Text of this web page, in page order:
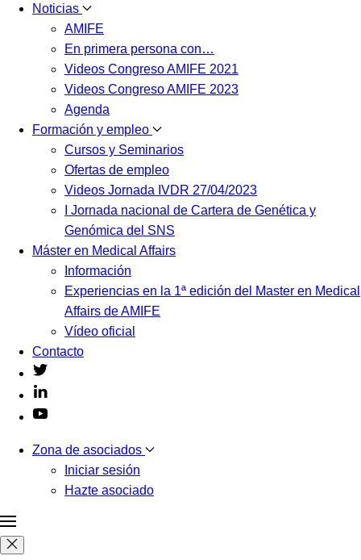
Noticias
AMIFE
En primera persona con…
Videos Congreso AMIFE 2021
Videos Congreso AMIFE 2023
Agenda
Formación y empleo
Cursos y Seminarios
Ofertas de empleo
Videos Jornada IVDR 27/04/2023
I Jornada nacional de Cartera de Genética y
Genómica del SNS
Máster en Medical Affairs
Información
Experiencias en la 1ª edición del Master en Medical
Affairs de AMIFE
Vídeo oficial
Contacto
Zona de asociados
Iniciar sesión
Hazte asociado